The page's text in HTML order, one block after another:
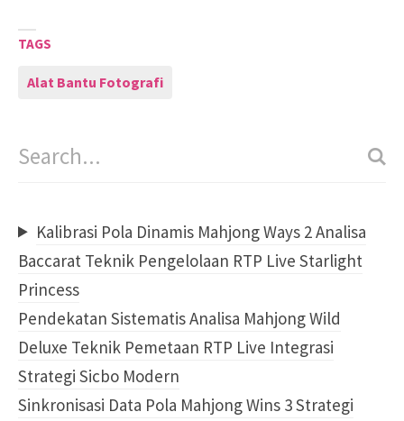
TAGS
Alat Bantu Fotografi
Kalibrasi Pola Dinamis Mahjong Ways 2 Analisa
Baccarat Teknik Pengelolaan RTP Live Starlight
Princess
Pendekatan Sistematis Analisa Mahjong Wild
Deluxe Teknik Pemetaan RTP Live Integrasi
Strategi Sicbo Modern
Sinkronisasi Data Pola Mahjong Wins 3 Strategi